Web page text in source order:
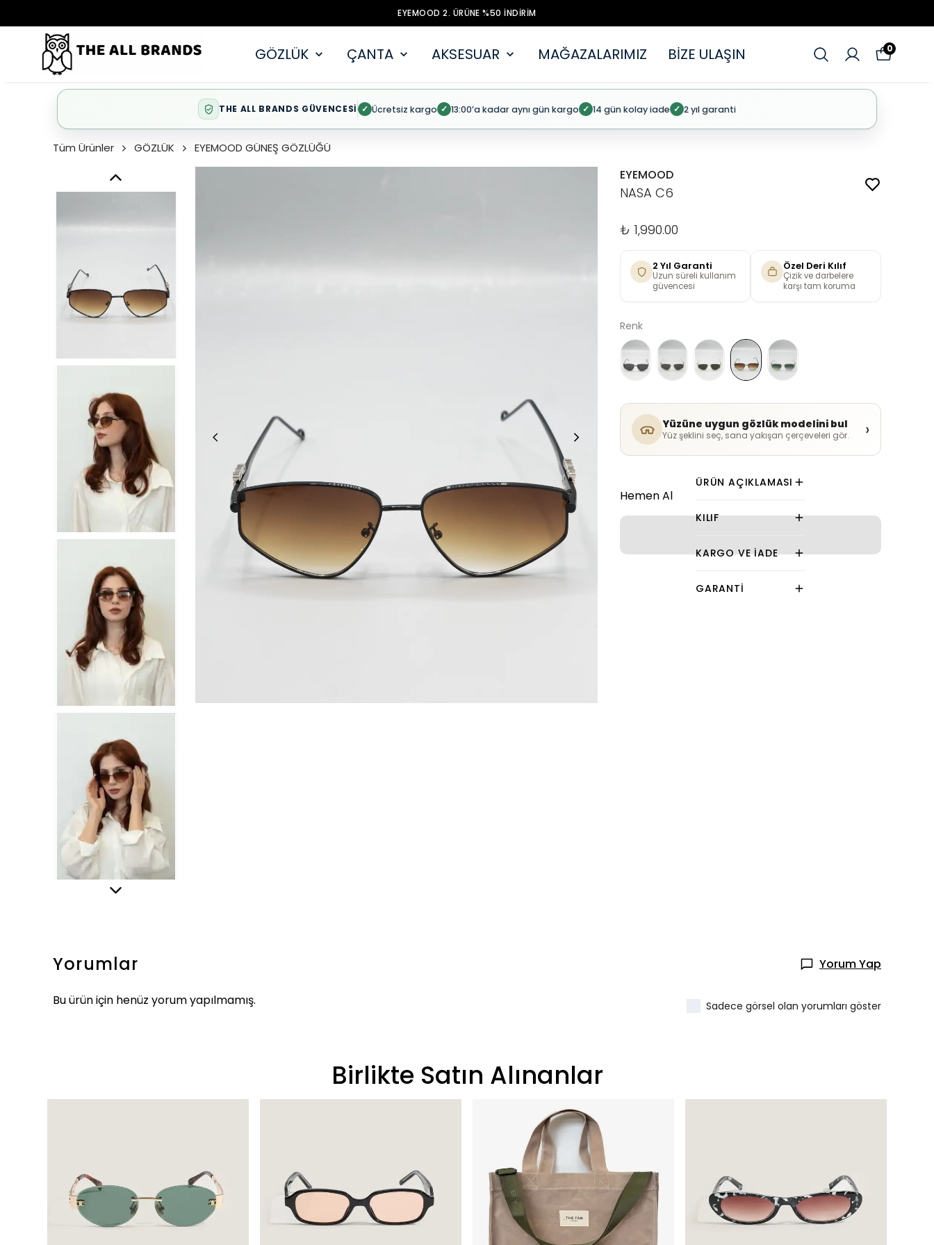
EYEMOOD 2. ÜRÜNE %50 İNDİRİM
GÖZLÜK ÇANTA AKSESUAR MAĞAZALARIMIZ BİZE ULAŞIN 0
THE ALL BRANDS GÜVENCESİ ✓ Ücretsiz kargo ✓ 13:00’a kadar aynı gün kargo ✓ 14 gün kolay iade ✓ 2 yıl garanti
Tüm Ürünler GÖZLÜK EYEMOOD GÜNEŞ GÖZLÜĞÜ
EYEMOOD
NASA C6
₺ 1,990.00
2 Yıl Garanti
Uzun süreli kullanım
güvencesi
Özel Deri Kılıf
Çizik ve darbelere
karşı tam koruma
Renk
Yüzüne uygun gözlük modelini bul
Yüz şeklini seç, sana yakışan çerçeveleri gör. ›
Hemen Al
ÜRÜN AÇIKLAMASI
KILIF
KARGO VE İADE
GARANTI
Yorumlar Yorum Yap
Bu ürün için henüz yorum yapılmamış. Sadece görsel olan yorumları göster
Birlikte Satın Alınanlar